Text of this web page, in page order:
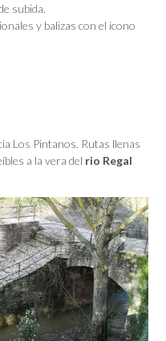
subida.
y balizas con el icono
Los Pintanos. Rutas llenas
a la vera del rio Regal